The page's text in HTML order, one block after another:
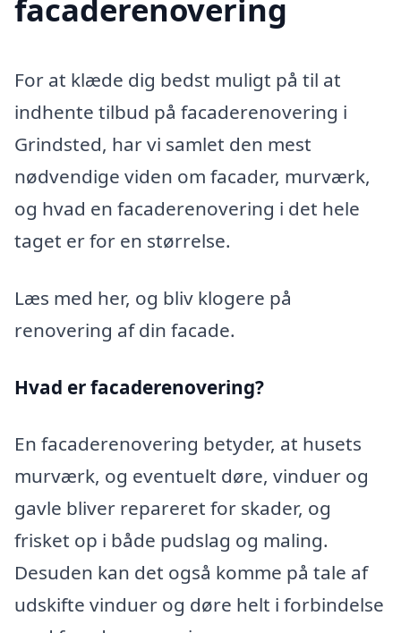
facaderenovering
For at klæde dig bedst muligt på til at
indhente tilbud på facaderenovering i
Grindsted, har vi samlet den mest
nødvendige viden om facader, murværk,
og hvad en facaderenovering i det hele
taget er for en størrelse.
Læs med her, og bliv klogere på
renovering af din facade.
Hvad er facaderenovering?
En facaderenovering betyder, at husets
murværk, og eventuelt døre, vinduer og
gavle bliver repareret for skader, og
frisket op i både pudslag og maling.
Desuden kan det også komme på tale af
udskifte vinduer og døre helt i forbindelse